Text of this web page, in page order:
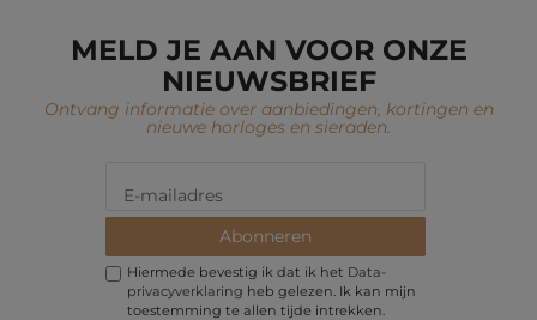
MELD JE AAN VOOR ONZE
NIEUWSBRIEF
Ontvang informatie over aanbiedingen, kortingen en
nieuwe horloges en sieraden.
Abonneren
Hiermede bevestig ik dat ik het Data­
privacy­verklaring heb gelezen. Ik kan mijn
toestemming te allen tijde intrekken.